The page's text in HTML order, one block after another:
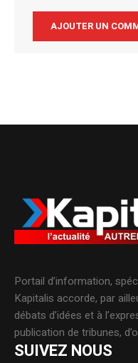
Portail d’information,
Kapitalis accorde, par
débats d’idées et à
publication de tribunes,
SUIVEZ NOUS